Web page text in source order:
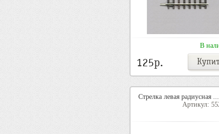
В
125p.
Стрелка левая радиусная ...
Артикул: